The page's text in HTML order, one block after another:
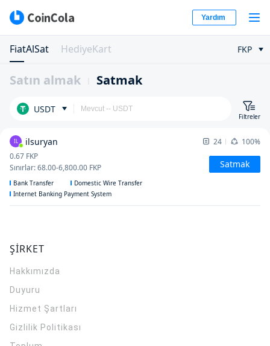
Yardım
FiatAlSat HediyeKart FKP
Satın almak Satmak
USDT
Filtreler
IL ilsuryan 24
100%
0.67 FKP
Sınırlar:68.00-6,800.00 FKP Satmak
Bank Transfer
Domestic Wire Transfer
Internet Banking Payment System
ŞİRKET
Hakkımızda
Duyuru
Hizmet Şartları
Gizlilik Politikası